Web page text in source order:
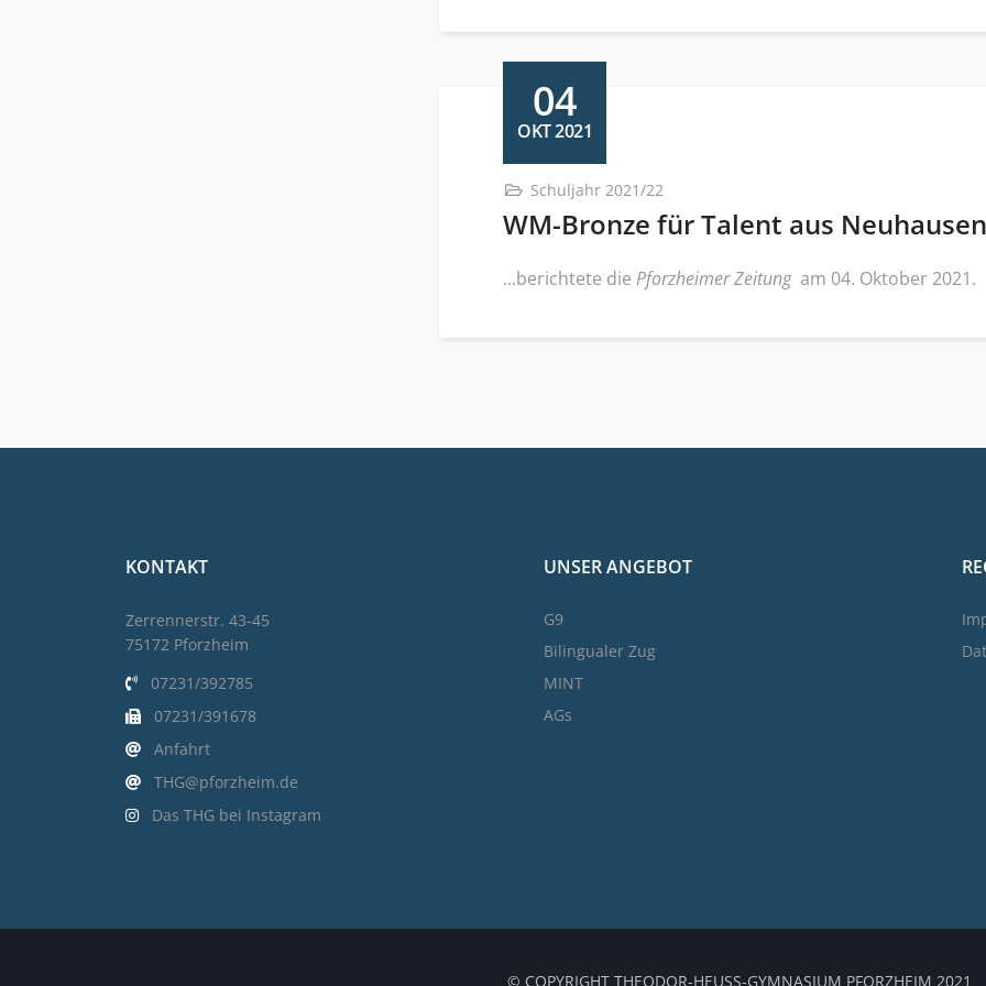
04
OKT 2021
Schuljahr 2021/22
WM-Bronze für Talent aus Neuhausen
...berichtete die Pforzheimer Zeitung am 04. Oktober 2021.
KONTAKT
Zerrennerstr. 43-45
75172 Pforzheim
07231/392785
07231/391678
Anfahrt
THG@pforzheim.de
Das THG bei Instagram
UNSER ANGEBOT
G9
Bilingualer Zug
MINT
AGs
© COPYRIGHT THEODOR-HEUSS-GYMNASIUM PFORZHEIM 2021